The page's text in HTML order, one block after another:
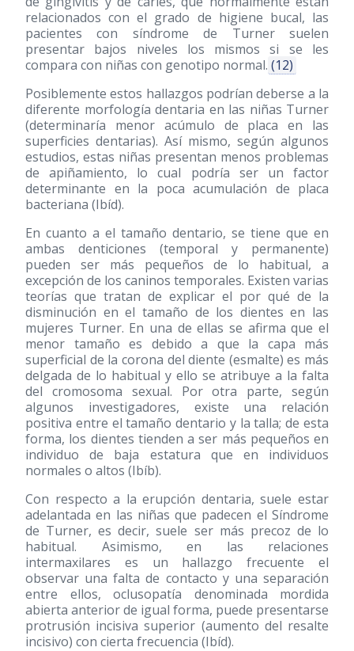
relacionados con el grado de higiene bucal, las
pacientes con síndrome de Turner suelen
presentar bajos niveles los mismos si se les
compara con niñas con genotipo normal. (12)
Posiblemente estos hallazgos podrían deberse a la
diferente morfología dentaria en las niñas Turner
(determinaría menor acúmulo de placa en las
superficies dentarias). Así mismo, según algunos
estudios, estas niñas presentan menos problemas
de apiñamiento, lo cual podría ser un factor
determinante en la poca acumulación de placa
bacteriana (Ibíd).
En cuanto a el tamaño dentario, se tiene que en
ambas denticiones (temporal y permanente)
pueden ser más pequeños de lo habitual, a
excepción de los caninos temporales. Existen varias
teorías que tratan de explicar el por qué de la
disminución en el tamaño de los dientes en las
mujeres Turner. En una de ellas se afirma que el
menor tamaño es debido a que la capa más
superficial de la corona del diente (esmalte) es más
delgada de lo habitual y ello se atribuye a la falta
del cromosoma sexual. Por otra parte, según
algunos investigadores, existe una relación
positiva entre el tamaño dentario y la talla; de esta
forma, los dientes tienden a ser más pequeños en
individuo de baja estatura que en individuos
normales o altos (Ibíb).
Con respecto a la erupción dentaria, suele estar
adelantada en las niñas que padecen el Síndrome
de Turner, es decir, suele ser más precoz de lo
habitual. Asimismo, en las relaciones
intermaxilares es un hallazgo frecuente el
observar una falta de contacto y una separación
entre ellos, oclusopatía denominada mordida
abierta anterior de igual forma, puede presentarse
protrusión incisiva superior (aumento del resalte
incisivo) con cierta frecuencia (Ibíd).